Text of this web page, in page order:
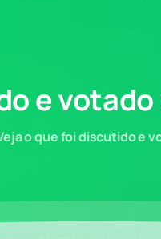
evotado
o que foi discutido e